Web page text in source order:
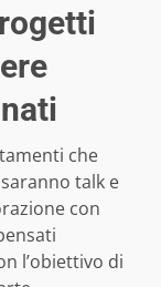
che
talk e
con
l’obiettivo di